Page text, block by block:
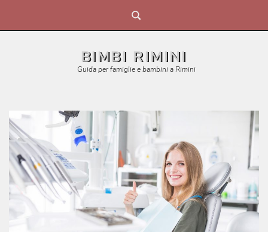
content
BIMBI RIMINI
Guida per famiglie e bambini a Rimini